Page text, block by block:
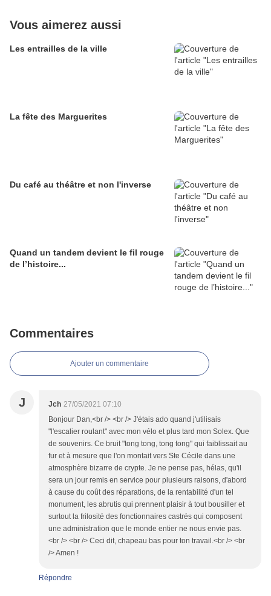
Vous aimerez aussi
Les entrailles de la ville
La fête des Marguerites
Du café au théâtre et non l'inverse
Quand un tandem devient le fil rouge
de l’histoire...
Commentaires
Ajouter un commentaire
J Jch 27/05/2021 07:10
Bonjour Dan,<br /> <br /> J'étais ado quand j'utilisais
"l'escalier roulant" avec mon vélo et plus tard mon Solex. Que
de souvenirs. Ce bruit "tong tong, tong tong" qui faiblissait au
fur et à mesure que l'on montait vers Ste Cécile dans une
atmosphère bizarre de crypte. Je ne pense pas, hélas, qu'il
sera un jour remis en service pour plusieurs raisons, d'abord
à cause du coût des réparations, de la rentabilité d'un tel
monument, les abrutis qui prennent plaisir à tout bousiller et
surtout la frilosité des fonctionnaires castrés qui composent
une administration que le monde entier ne nous envie pas.
<br /> <br /> Ceci dit, chapeau bas pour ton travail.<br /> <br
/> Amen !
Répondre